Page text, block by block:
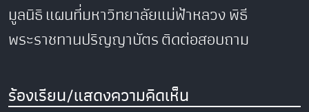
มูลนิธิแผนที่มหาวิทยาลัยแม่ฟ้าหลวงพิธี
พระราชทานปริญญาบัตรติดต่อสอบถาม
ร้องเรียน/แสดงความคิดเห็น